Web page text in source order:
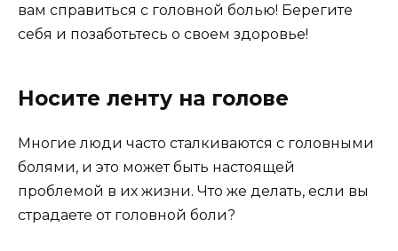
вам справиться с головной болью! Берегите
себя и позаботьтесь о своем здоровье!
Носите ленту на голове
Многие люди часто сталкиваются с головными
болями, и это может быть настоящей
проблемой в их жизни. Что же делать, если вы
страдаете от головной боли?